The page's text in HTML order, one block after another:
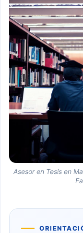
Asesor en Tesis en